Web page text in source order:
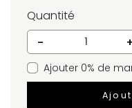
Quantité
-
+
Ajouter 0% de